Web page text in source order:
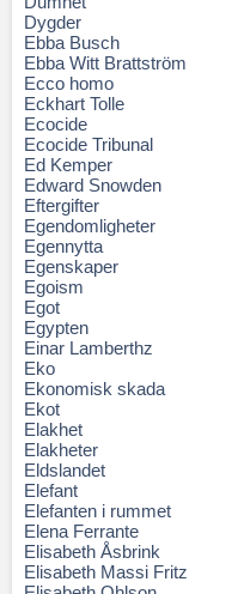
Dygder
Ebba Busch
Ebba Witt Brattström
Ecco homo
Eckhart Tolle
Ecocide
Ecocide Tribunal
Ed Kemper
Edward Snowden
Eftergifter
Egendomligheter
Egennytta
Egenskaper
Egoism
Egot
Egypten
Einar Lamberthz
Eko
Ekonomisk skada
Ekot
Elakhet
Elakheter
Eldslandet
Elefant
Elefanten i rummet
Elena Ferrante
Elisabeth Åsbrink
Elisabeth Massi Fritz